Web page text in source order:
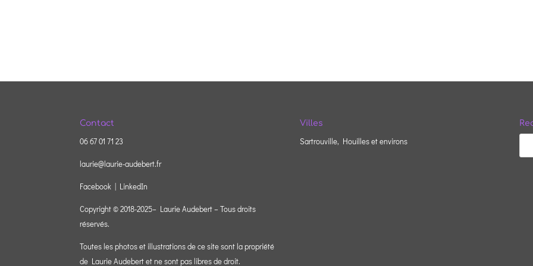
Contact
06 67 01 71 23
laurie@laurie-audebert.fr
Facebook | LinkedIn
Copyright © 2018-2025– Laurie Audebert – Tous droits
réservés.
Toutes les photos et illustrations de ce site sont la propriété
de Laurie Audebert et ne sont pas libres de droit.
Villes
Sartrouville, Houilles et environs